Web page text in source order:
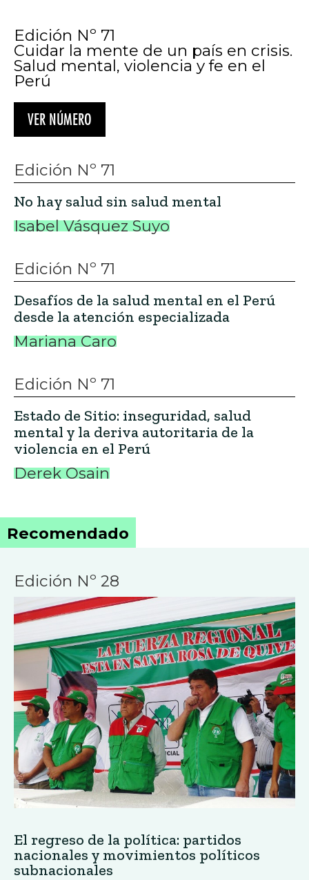
Edición Nº 71
Cuidar la mente de un país en crisis.
Salud mental, violencia y fe en el
Perú
VER NÚMERO
Edición Nº 71
No hay salud sin salud mental
Isabel Vásquez Suyo
Edición Nº 71
Desafíos de la salud mental en el Perú
desde la atención especializada
Mariana Caro
Edición Nº 71
Estado de Sitio: inseguridad, salud
mental y la deriva autoritaria de la
violencia en el Perú
Derek Osain
Recomendado
Edición Nº 28
El regreso de la política: partidos
nacionales y movimientos políticos
subnacionales